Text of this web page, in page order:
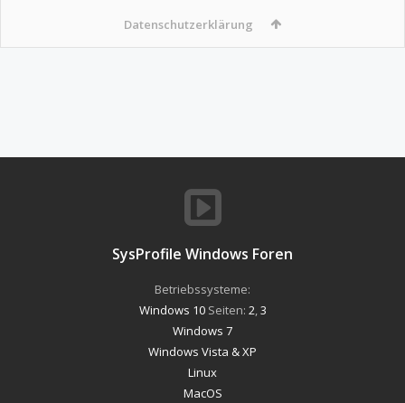
Datenschutzerklärung
SysProfile Windows Foren
Betriebssysteme:
Windows 10Seiten: 2 3
Windows 7
Windows Vista & XP
Linux
MacOS